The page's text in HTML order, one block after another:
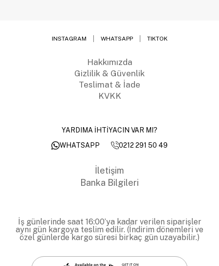
INSTAGRAM WHATSAPP TIKTOK
Hakkımızda
Gizlilik & Güvenlik
Teslimat & İade
KVKK
YARDIMA İHTİYACIN VAR MI?
WHATSAPP
0212 291 50 49
İletişim
Banka Bilgileri
İş günlerinde saat 16:00’ya kadar verilen siparişler
aynı gün kargoya teslim edilir. (İndirim dönemleri ve
özel günlerde kargo süresi birkaç gün uzayabilir.)